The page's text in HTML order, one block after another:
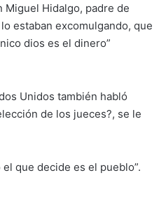
Miguel Hidalgo, padre de
estaban excomulgando, que
dios es el dinero”
Unidos también habló
de los jueces?, se le
que decide es el pueblo”.